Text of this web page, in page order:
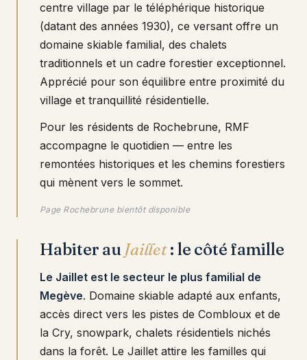
centre village par le téléphérique historique
(datant des années 1930), ce versant offre un
domaine skiable familial, des chalets
traditionnels et un cadre forestier exceptionnel.
Apprécié pour son équilibre entre proximité du
village et tranquillité résidentielle.
Pour les résidents de Rochebrune, RMF
accompagne le quotidien — entre les
remontées historiques et les chemins forestiers
qui mènent vers le sommet.
Page Rochebrune bientôt disponible
Habiter au Jaillet: le côté famille
Le Jaillet est le secteur le plus familial de
Megève. Domaine skiable adapté aux enfants,
accès direct vers les pistes de Combloux et de
la Cry, snowpark, chalets résidentiels nichés
dans la forêt. Le Jaillet attire les familles qui